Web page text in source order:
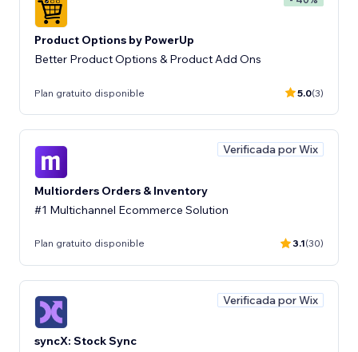
Product Options by PowerUp
Better Product Options & Product Add Ons
Plan gratuito disponible 5.0(3)
Verificada por Wix
Multiorders Orders & Inventory
#1 Multichannel Ecommerce Solution
Plan gratuito disponible 3.1(30)
Verificada por Wix
syncX: Stock Sync